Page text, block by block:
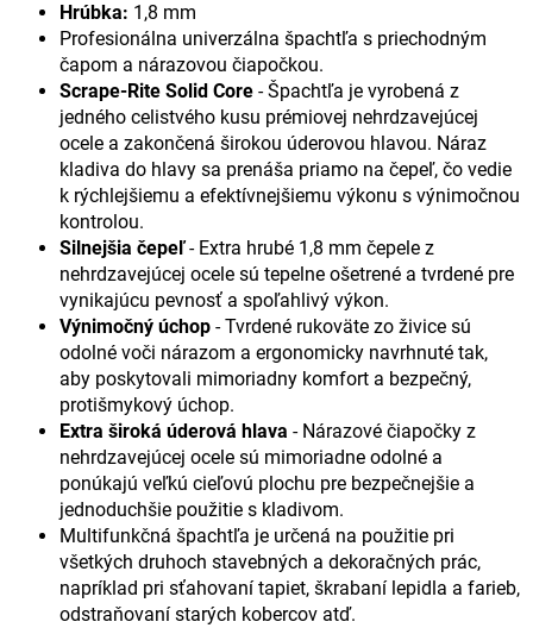
Hrúbka: 1,8 mm
Profesionálna univerzálna špachtľa s priechodným
čapom a nárazovou čiapočkou.
Scrape-Rite Solid Core - Špachtľa je vyrobená z
jedného celistvého kusu prémiovej nehrdzavejúcej
ocele a zakončená širokou úderovou hlavou. Náraz
kladiva do hlavy sa prenáša priamo na čepeľ, čo vedie
k rýchlejšiemu a efektívnejšiemu výkonu s výnimočnou
kontrolou.
Silnejšia čepeľ- Extra hrubé 1,8 mm čepele z
nehrdzavejúcej ocele sú tepelne ošetrené a tvrdené pre
vynikajúcu pevnosť a spoľahlivý výkon.
Výnimočný úchop - Tvrdené rukoväte zo živice sú
odolné voči nárazom a ergonomicky navrhnuté tak,
aby poskytovali mimoriadny komfort a bezpečný,
protišmykový úchop.
Extra široká úderová hlava - Nárazové čiapočky z
nehrdzavejúcej ocele sú mimoriadne odolné a
ponúkajú veľkú cieľovú plochu pre bezpečnejšie a
jednoduchšie použitie s kladivom.
Multifunkčná špachtľa je určená na použitie pri
všetkých druhoch stavebných a dekoračných prác,
napríklad pri sťahovaní tapiet, škrabaní lepidla a farieb,
odstraňovaní starých kobercov atď.